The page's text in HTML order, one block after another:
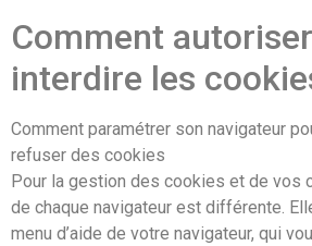
Comment
interdire les
Comment paramétrer son navigateur
refuser des cookies
Pour la gestion des cookies et de vos
de chaque navigateur est différente.
menu d’aide de votre navigateur, qui